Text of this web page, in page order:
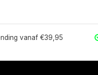
vanaf €39,95